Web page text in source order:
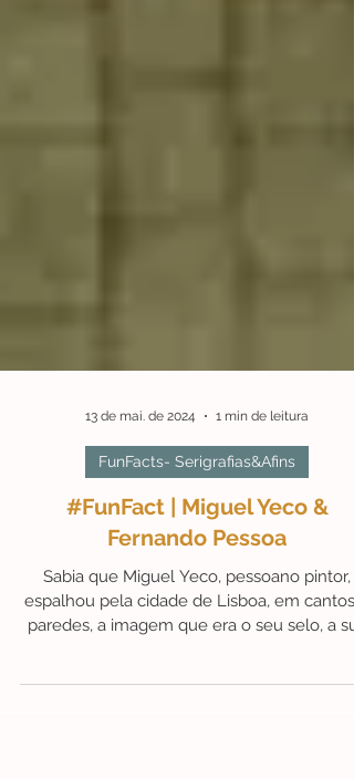
13 de mai. de 2024 1 min de leitura
FunFacts- Serigrafias&Afins
#FunFact | Miguel Yeco &